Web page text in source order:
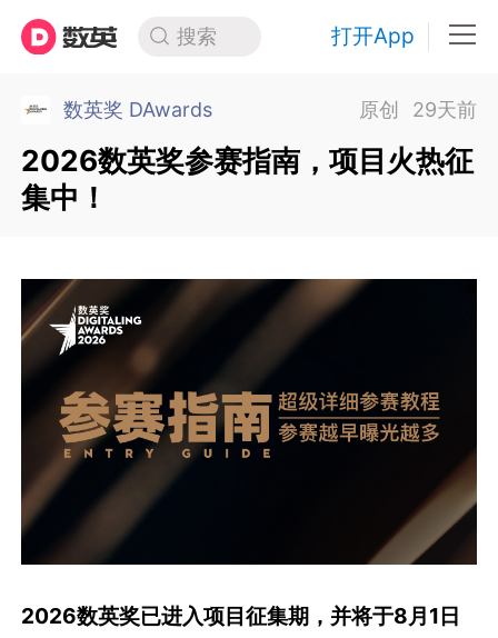
搜索 打开App
数英奖 DAwards 原创 29天前
2026数英奖参赛指南，项目火热征
集中！
2026数英奖已进入项目征集期 ，并将于8月1日